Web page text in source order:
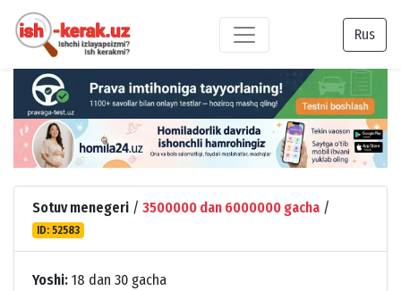
Rus
Sotuv menegeri / 3500000 dan 6000000 gacha /
ID: 52583
Yoshi: 18 dan 30 gacha